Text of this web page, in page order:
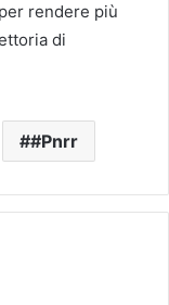
rendere più
di
#Pnrr